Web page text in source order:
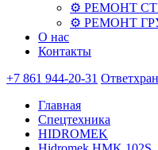
⚙️ РЕМОНТ
⚙️ РЕМОНТ
О нас
Контакты
+7 861 944-20-31
Главная
Спецтехника
HIDROMEK